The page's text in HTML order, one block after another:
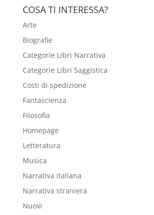
COSA TI INTERESSA?
Arte
Biografie
Categorie Libri Narrativa
Categorie Libri Saggistica
Costi di spedizione
Fantascienza
Filosofia
Homepage
Letteratura
Musica
Narrativa italiana
Narrativa straniera
Nuovi